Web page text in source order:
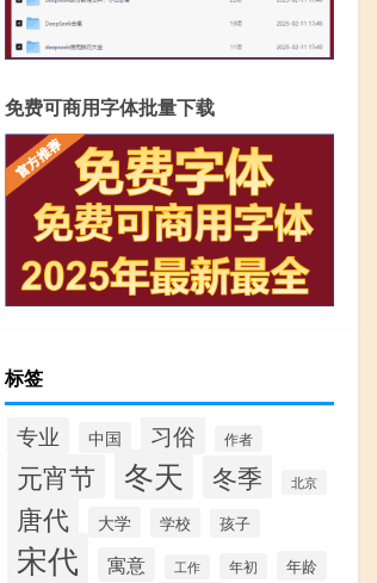
免费可商用字体批量下载
标签
专业 中国 习俗 作者
元宵节 冬天 冬季 北京
唐代 大学 学校 孩子
宋代 寓意 工作 年初 年龄